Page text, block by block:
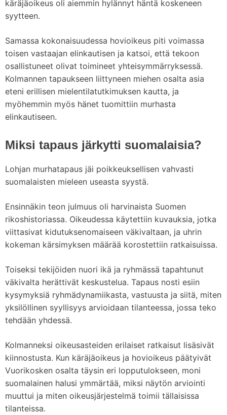
käräjäoikeus oli aiemmin hylännyt häntä koskeneen
syytteen.
Samassa kokonaisuudessa hovioikeus piti voimassa
toisen vastaajan elinkautisen ja katsoi, että tekoon
osallistuneet olivat toimineet yhteisymmärryksessä.
Kolmannen tapaukseen liittyneen miehen osalta asia
eteni erillisen mielentilatutkimuksen kautta, ja
myöhemmin myös hänet tuomittiin murhasta
elinkautiseen.
Miksi tapaus järkytti suomalaisia?
Lohjan murhatapaus jäi poikkeuksellisen vahvasti
suomalaisten mieleen useasta syystä.
Ensinnäkin teon julmuus oli harvinaista Suomen
rikoshistoriassa. Oikeudessa käytettiin kuvauksia, jotka
viittasivat kidutuksenomaiseen väkivaltaan, ja uhrin
kokeman kärsimyksen määrää korostettiin ratkaisuissa.
Toiseksi tekijöiden nuori ikä ja ryhmässä tapahtunut
väkivalta herättivät keskustelua. Tapaus nosti esiin
kysymyksiä ryhmädynamiikasta, vastuusta ja siitä, miten
yksilöllinen syyllisyys arvioidaan tilanteessa, jossa teko
tehdään yhdessä.
Kolmanneksi oikeusasteiden erilaiset ratkaisut lisäsivät
kiinnostusta. Kun käräjäoikeus ja hovioikeus päätyivät
Vuorikosken osalta täysin eri lopputulokseen, moni
suomalainen halusi ymmärtää, miksi näytön arviointi
muuttui ja miten oikeusjärjestelmä toimii tällaisissa
tilanteissa.